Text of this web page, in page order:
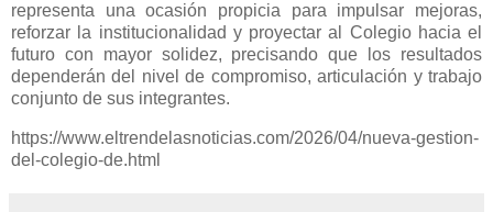
representa una ocasión propicia para impulsar mejoras,
reforzar la institucionalidad y proyectar al Colegio hacia el
futuro con mayor solidez, precisando que los resultados
dependerán del nivel de compromiso, articulación y trabajo
conjunto de sus integrantes.
https://www.eltrendelasnoticias.com/2026/04/nueva-gestion-
del-colegio-de.html